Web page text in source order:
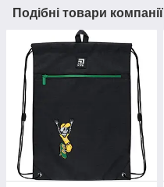
Подібні товари компанії